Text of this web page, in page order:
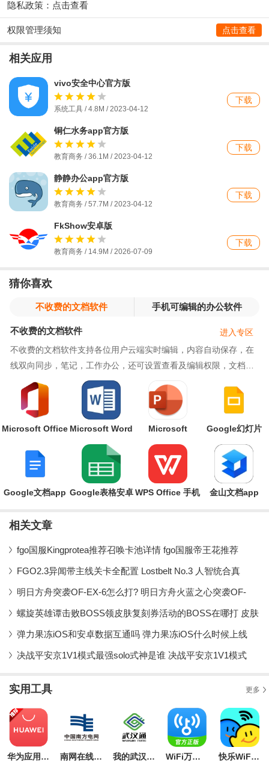
隐私政策： 点击查看
权限管理须知 点击查看
相关应用
vivo安全中心官方版
系统工具 / 4.8M / 2023-04-12
下载
铜仁水务app官方版
教育商务 / 36.1M / 2023-04-12
下载
静静办公app官方版
教育商务 / 57.7M / 2023-04-12
下载
FkShow安卓版
教育商务 / 14.9M / 2026-07-09
下载
猜你喜欢
不收费的文档软件 手机可编辑的办公软件
不收费的文档软件
不收费的文档软件支持各位用户云端实时编辑，内容自动保存，在
线双向同步，笔记，工作办公，还可设置查看及编辑权限，文档安
全尽在掌控；云端存储为安全保驾护航；不收费的
进入专区
Microsoft Office Microsoft Word
Microsoft
Google幻灯片
Google文档app Google表格安卓 WPS Office 手机
金山文档app
相关文章
fgo国服Kingprotea推荐召唤卡池详情 fgo国服帝王花推荐
FGO2.3异闻带主线关卡全配置 Lostbelt No.3 人智统合真
明日方舟突袭OF-EX-6怎么打? 明日方舟火蓝之心突袭OF-
螺旋英雄谭击败BOSS领皮肤复刻券活动的BOSS在哪打 皮肤
弹力果冻iOS和安卓数据互通吗 弹力果冻iOS什么时候上线
决战平安京1V1模式最强solo式神是谁 决战平安京1V1模式
实用工具 更多
华为应用市场最新版 南网在线app电费查缴软件 我的武汉通(武汉一卡通)软件 WiFi万能钥匙app官方版 快乐WiFi最新版